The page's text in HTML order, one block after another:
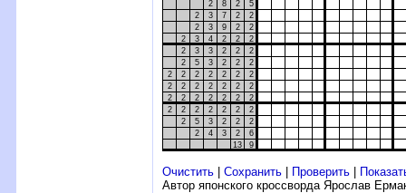
2
8 2
5
2
3 7 2
2
2
3 9 2
2
2
3 4 2 2
2
2
3 3 2 2
2
2
5 3 2 2
2
2
2 2 2 2 2
2
2
2 2 2 2 2
2
2
2 2 2 2 2
2
2
2 2 2 2 2
2
2
5 3 2 2
2
2
4 3 2
6
13
9
Очистить Сохранить Проверить
Автор японского кроссворда Ярослав